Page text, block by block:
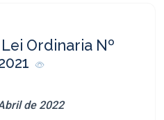
Ordinaria Nº
de 2022